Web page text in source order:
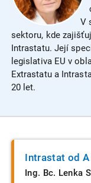
V
sektoru, kde
Intrastatu. Její
legislativa EU v
Extrastatu a
20 let.
Intrastat od A
Ing. Bc. Lenka